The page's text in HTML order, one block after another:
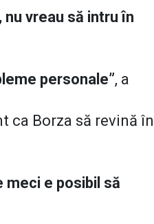
vreau să intru în
personale”, a
ca Borza să revină în
meci e posibil să